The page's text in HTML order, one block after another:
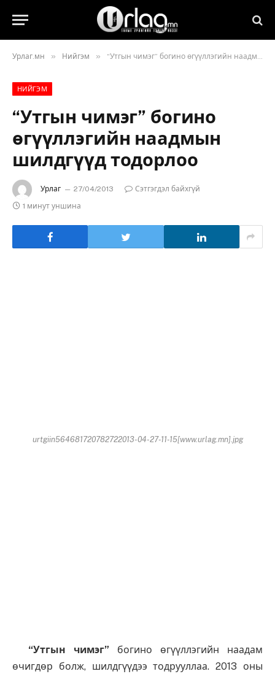
Урлаг.мн » Нийгэм » “Утгын чимэг” богино өгүүллэгийн наадмын шилдгүүд тодорлоо
НИЙГЭМ
“Утгын чимэг” богино
өгүүллэгийн наадмын
шилдгүүд тодорлоо
Урлаг 27/04/2013
Сэтгэгдэл байхгүй
1 минут уншина
urtgiin564681720782722013-04-27-11-15[www.urlag.mn].jpg
“Утгын чимэг” богино өгүүллэгийн наадам
өчигдөр болж, шилдгүүдээ тодрууллаа. 2013 оны